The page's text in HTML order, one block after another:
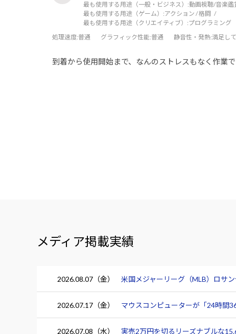
最も使用する用途（一般・ビジネス）:動画視聴/音楽鑑
最も使用する用途（ゲーム）:アクション / 格闘
最も使用する用途（クリエイティブ）:プログラミング
処理速度:普通 グラフィック性能:普通 静音性・発熱:満足し
到着から使用開始まで、なんのストレスもなく作業
メディア掲載実績
2026.08.07（金） 米国メジャーリーグ（MLB）ロサ
2026.07.17（金） マウスコンピューターが「24時間
2026.07.08（水） 実売2万円を切るリーズナブルな